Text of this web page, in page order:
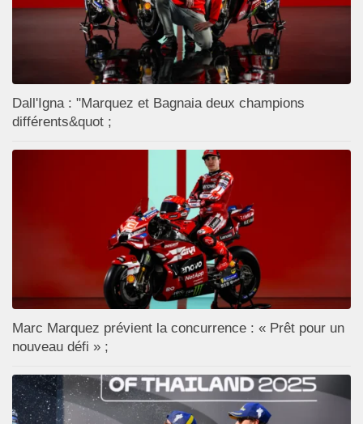
Dall'Igna : "Marquez et Bagnaia deux champions
différents&quot ;
Marc Marquez prévient la concurrence : « Prêt pour un
nouveau défi » ;